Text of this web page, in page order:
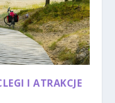
I ATRAKCJE